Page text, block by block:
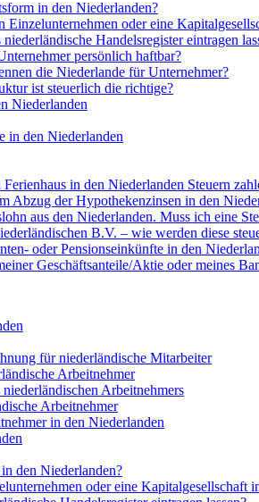
in den Niederlanden?
Einzelunternehmen oder eine
Handelsregister eintragen
persönlich haftbar?
die Niederlande für Unternehmer?
ist steuerlich die richtige?
Niederlanden
in den Niederlanden
in den Niederlanden Steuern
Abzug der Hypothekenzinsen in den
aus den Niederlanden. Muss ich eine
B.V. – wie werden diese
oder Pensionseinkünfte in den
Geschäftsanteile/Aktie oder meines
für niederländische Mitarbeiter
Arbeitnehmer
Arbeitnehmers
Arbeitnehmer
in den Niederlanden
den Niederlanden?
oder eine Kapitalgesellschaft